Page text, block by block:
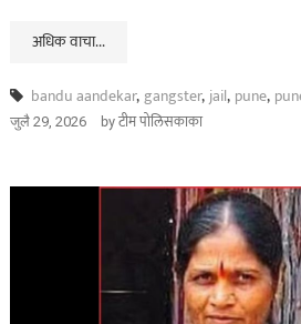
अधिक वाचा...
bandu aandekar,gangster,jail, pune,
जुलै 29, 2026 byटीम पोलिसकाका